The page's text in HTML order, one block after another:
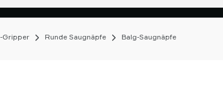
Gripper Runde Saugnäpfe Balg-Saugnäpfe